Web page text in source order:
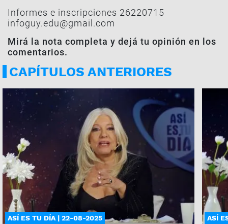
Informes e inscripciones 26220715
infoguy.edu@gmail.com
Mirá la nota completa y dejá tu opinión en los
comentarios.
CAPÍTULOS ANTERIORES
ASÍ ES TU DÍA | 22-08-2025 ASÍ